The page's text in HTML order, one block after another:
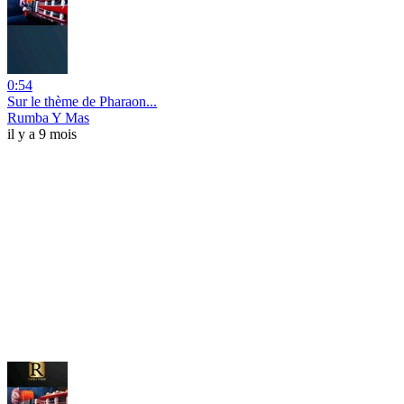
0:54
Sur le thème de Pharaon...
Rumba Y Mas
il y a 9 mois